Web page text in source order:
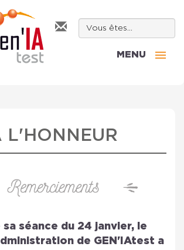
MENU
L'HONNEUR
sa séance du 24 janvier, le
de GEN'IAtest a